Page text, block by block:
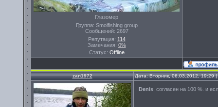
Глазомер
Группа: Smolfishing group
Сообщений: 2697
Репутация: 114
Замечания: 0%
Статус: Offline
zan1972 Дата: Вторник, 06.03.2012, 19:29
Denis , согласен на 100 %. и